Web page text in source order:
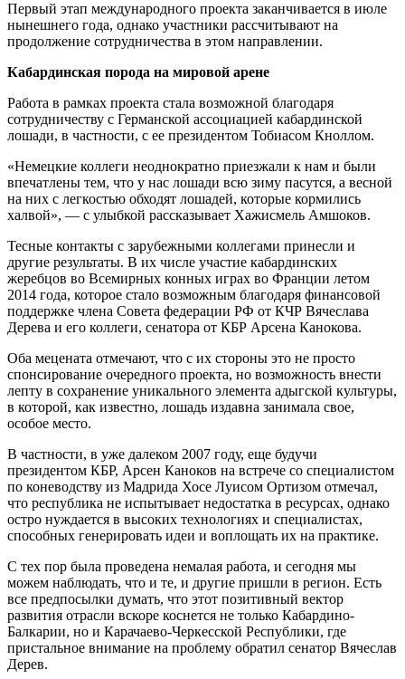
Первый этап международного проекта заканчивается в июле
нынешнего года, однако участники рассчитывают на
продолжение сотрудничества в этом направлении.
Кабардинская порода на мировой арене
Работа в рамках проекта стала возможной благодаря
сотрудничеству с Германской ассоциацией кабардинской
лошади, в частности, с ее президентом Тобиасом Кноллом.
«Немецкие коллеги неоднократно приезжали к нам и были
впечатлены тем, что у нас лошади всю зиму пасутся, а весной
на них с легкостью обходят лошадей, которые кормились
халвой», — с улыбкой рассказывает Хажисмель Амшоков.
Тесные контакты с зарубежными коллегами принесли и
другие результаты. В их числе участие кабардинских
жеребцов во Всемирных конных играх во Франции летом
2014 года, которое стало возможным благодаря финансовой
поддержке члена Совета федерации РФ от КЧР Вячеслава
Дерева и его коллеги, сенатора от КБР Арсена Канокова.
Оба мецената отмечают, что с их стороны это не просто
спонсирование очередного проекта, но возможность внести
лепту в сохранение уникального элемента адыгской культуры,
в которой, как известно, лошадь издавна занимала свое,
особое место.
В частности, в уже далеком 2007 году, еще будучи
президентом КБР, Арсен Каноков на встрече со специалистом
по коневодству из Мадрида Хосе Луисом Ортизом отмечал,
что республика не испытывает недостатка в ресурсах, однако
остро нуждается в высоких технологиях и специалистах,
способных генерировать идеи и воплощать их на практике.
С тех пор была проведена немалая работа, и сегодня мы
можем наблюдать, что и те, и другие пришли в регион. Есть
все предпосылки думать, что этот позитивный вектор
развития отрасли вскоре коснется не только Кабардино-
Балкарии, но и Карачаево-Черкесской Республики, где
пристальное внимание на проблему обратил сенатор Вячеслав
Дерев.